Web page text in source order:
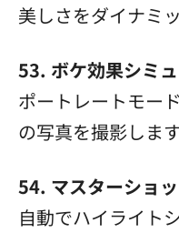
美しさをダイナミ
53. ボケ効果シミ
ポートレートモー
の写真を撮影します
54. マスターショ
自動でハイライト